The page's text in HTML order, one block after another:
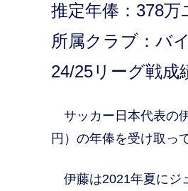
推定年俸：378万
所属クラブ：バ
24/25リーグ戦成
サッカー日本代表の
円）の年俸を受け取っ
伊藤は2021年夏にジ